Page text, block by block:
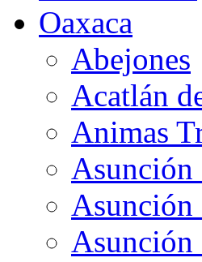
Oaxaca
Abejones
Acatlán
Animas
Asunción
Asunción
Asunción